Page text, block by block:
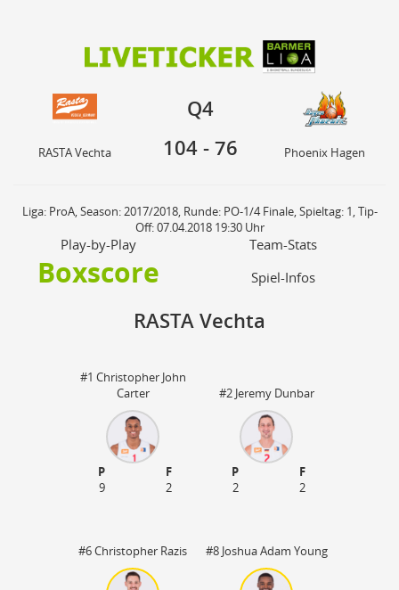
RASTA Vechta Phoenix Hagen
Q4
104- 76
RASTA Vechta Phoenix Hagen
Liga: ProA, Season: 2017/2018, Runde: PO-1/4 Finale, Spieltag: 1, Tip-
Off: 07.04.2018 19:30 Uhr
Play-by-Play Team-Stats
Boxscore Spiel-Infos
RASTA Vechta
#1 Christopher John
Carter
P
F
9
2
#2 Jeremy Dunbar
P
F
2
2
#6 Christopher Razis #8 Joshua Adam Young